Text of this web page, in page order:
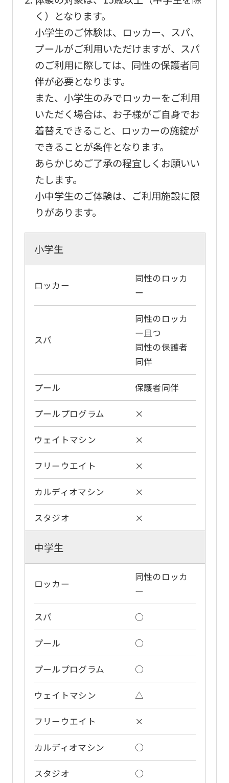
く）となります。
小学生のご体験は、ロッカー、スパ、
プールがご利用いただけますが、スパ
のご利用に際しては、同性の保護者同
伴が必要となります。
また、小学生のみでロッカーをご利用
いただく場合は、お子様がご自身でお
着替えできること、ロッカーの施錠が
できることが条件となります。
あらかじめご了承の程宜しくお願いい
たします。
小中学生のご体験は、ご利用施設に限
りがあります。
小学生
ロッカー
同性のロッカ
ー
スパ
同性のロッカ
ー且つ
同性の保護者
同伴
プール 保護者同伴
プールプログラム ×
ウェイトマシン ×
フリーウエイト ×
カルディオマシン ×
スタジオ ×
中学生
ロッカー
同性のロッカ
ー
スパ ○
プール ○
プールプログラム ○
ウェイトマシン △
フリーウエイト ×
カルディオマシン ○
スタジオ ○
page.
if
you
use
an
automatic
translation
service,
the
Japanese
of
website
be
translated
an
accurate
translation.
translation
may
differ
the
content.
you
fully
understand
before
using
service.
Automatic